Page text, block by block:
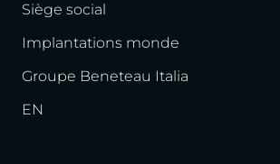
Siège social
Implantations monde
Groupe Beneteau Italia
EN